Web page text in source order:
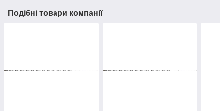
Подібні товари компанії